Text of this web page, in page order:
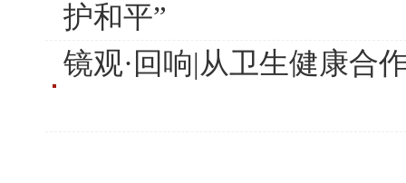
护和平”
镜观·回响|从卫生健康合